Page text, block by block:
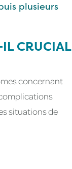
plusieurs
IL CRUCIAL
concernant
situations de